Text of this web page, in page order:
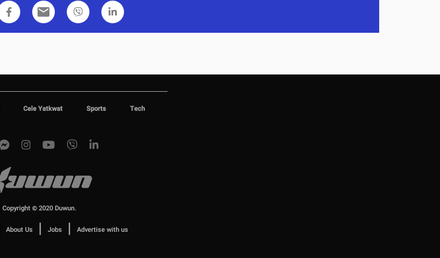
email
Cele Yatkwat Sports Tech
Copyright © 2020 Duwun.
About Us | Jobs | Advertise with us